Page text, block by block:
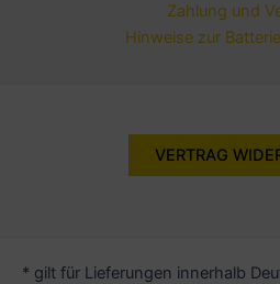
Zahlung und
Hinweise zur
VERTRAG
* gilt für Lieferungen innerhalb